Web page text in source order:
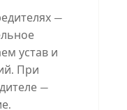
—
устав и
При
—